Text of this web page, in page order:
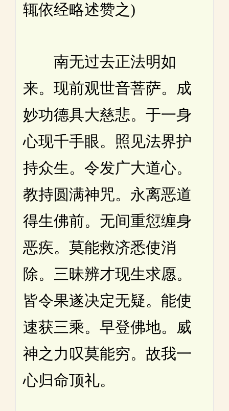
辄依经略述赞之)
南无过去正法明如
来。现前观世音菩萨。成
妙功德具大慈悲。于一身
心现千手眼。照见法界护
持众生。令发广大道心。
教持圆满神咒。永离恶道
得生佛前。无间重愆缠身
恶疾。莫能救济悉使消
除。三昧辨才现生求愿。
皆令果遂决定无疑。能使
速获三乘。早登佛地。威
神之力叹莫能穷。故我一
心归命顶礼。